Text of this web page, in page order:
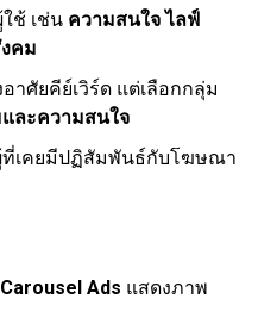
ช้ เช่น ความสนใจ ไลฟ์
คม
ศัยคีย์เวิร์ด แต่เลือกกลุ่ม
ละความสนใจ
ที่เคยมีปฏิสัมพันธ์กับโฆษณา
Carousel Ads แสดงภาพ